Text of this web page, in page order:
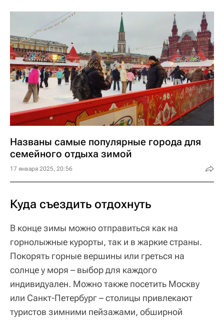
Названы самые популярные города для
семейного отдыха зимой
17 января 2025, 20:56
Куда съездить отдохнуть
В конце зимы можно отправиться как на
горнолыжные курорты, так и в жаркие страны.
Покорять горные вершины или греться на
солнце у моря – выбор для каждого
индивидуален. Можно также посетить Москву
или Санкт-Петербург – столицы привлекают
туристов зимними пейзажами, обширной